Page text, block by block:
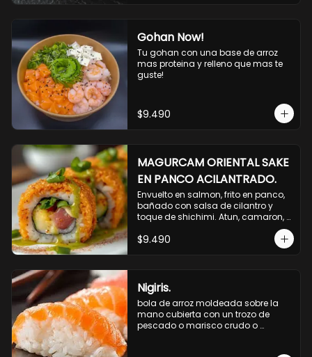
Gohan Now!
Tu gohan con una base de arroz
mas proteina y relleno que mas te
guste!
$9.490
MAGURCAM ORIENTAL SAKE
EN PANCO ACILANTRADO.
Envuelto en salmon, frito en panco,
bañado con salsa de cilantro y
toque de shichimi. Atun, camaron,
$9.490
Nigiris.
bola de arroz moldeada sobre la
mano cubierta con un trozo de
pescado o marisco crudo o